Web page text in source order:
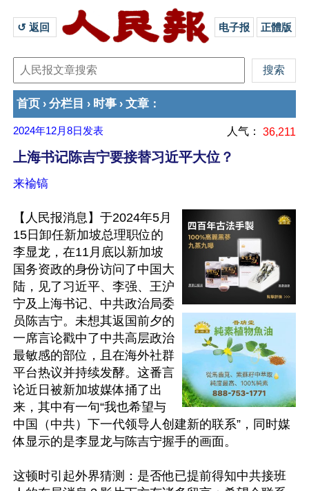
↺ 返回 电子报 正體版
首页 › 分栏目 › 时事 › 文章 ：
2024年12月8日 发表 人气： 36,211
上海书记陈吉宁要接替习近平大位？
来褕镐
【人民报消息】于2024年5月
15日卸任新加坡总理职位的
李显龙，在11月底以新加坡
国务资政的身份访问了中国大
陆，见了习近平、李强、王沪
宁及上海书记、中共政治局委
员陈吉宁。未想其返国前夕的
一席言论戳中了中共高层政治
最敏感的部位，且在海外社群
平台热议并持续发酵。这番言
论近日被新加坡媒体捅了出
来，其中有一句“我也希望与
中国（中共）下一代领导人创建新的联系”，同时媒
体显示的是李显龙与陈吉宁握手的画面。
这顿时引起外界猜测：是否他已提前得知中共接班